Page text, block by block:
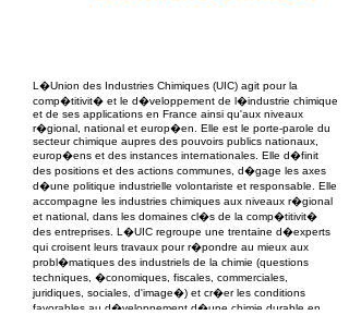
L�Union des Industries Chimiques (UIC) agit pour la
comp�titivit� et le d�veloppement de l�industrie chimique
et de ses applications en France ainsi qu'aux niveaux
r�gional, national et europ�en. Elle est le porte-parole du
secteur chimique aupres des pouvoirs publics nationaux,
europ�ens et des instances internationales. Elle d�finit
des positions et des actions communes, d�gage les axes
d�une politique industrielle volontariste et responsable. Elle
accompagne les industries chimiques aux niveaux r�gional
et national, dans les domaines cl�s de la comp�titivit�
des entreprises. L�UIC regroupe une trentaine d�experts
qui croisent leurs travaux pour r�pondre au mieux aux
probl�matiques des industriels de la chimie (questions
techniques, �conomiques, fiscales, commerciales,
juridiques, sociales, d'image�) et cr�er les conditions
favorables au d�veloppement d�une chimie durable en